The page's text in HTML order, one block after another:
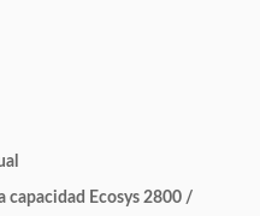
capacidad Ecosys 2800 /